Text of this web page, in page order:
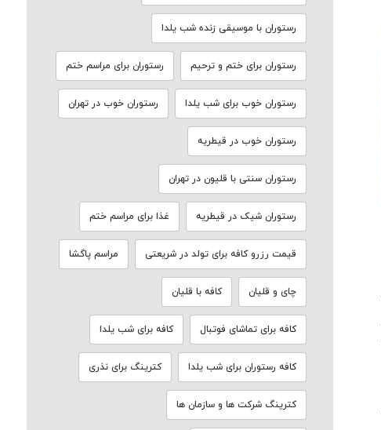
رستوران با موسیقی زنده شب یلدا
رستوران برای ختم و ترحیم رستوران برای مراسم ختم
رستوران خوب برای شب یلدا رستوران خوب در تهران
رستوران خوب در قیطریه
رستوران سنتی با قلیون در تهران
رستوران شیک در قیطریه غذا برای مراسم ختم
قیمت رزرو کافه برای تولد در شریعتی مراسم پاگشا
چای و قلیان کافه با قلیان
کافه برای تماشای فوتبال کافه برای شب یلدا
کافه رستوران برای شب یلدا کترینگ برای نذری
کترینگ شرکت ها و سازمان ها